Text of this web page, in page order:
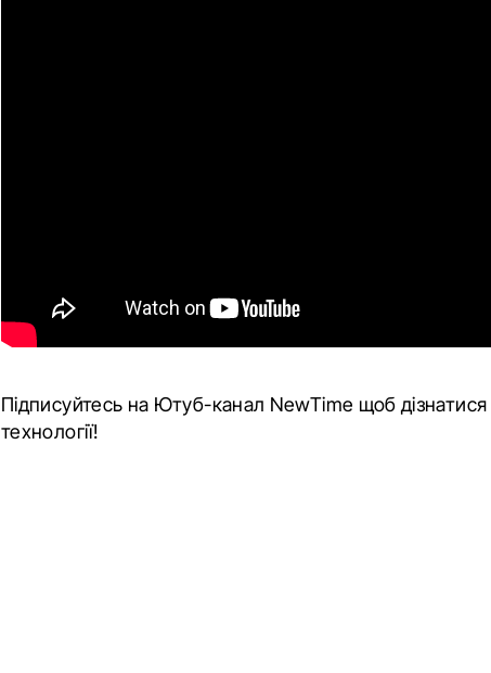
Підписуйтесь на Ютуб-канал NewTime щоб
технології!